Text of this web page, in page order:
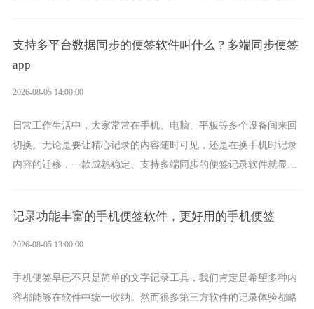
支持多平台数据同步的便签软件叫什么？多端同步便签
app
2026-08-05 14:00:00
日常工作生活中，大家常常在手机、电脑、平板等多个设备间来回
切换。无论是要让精心记录的内容随时可见，还是在换手机时记录
内容的迁移，一款成熟稳定、支持多端同步的便签记录软件就显得
记录功能丰富的手机便签软件，更好用的手机便签
2026-08-05 13:00:00
手机便签早已不只是简单的文字记录工具，我们肯定是希望多种内
容都能够在软件中统一收纳。然而很多第三方软件的记录体验都略